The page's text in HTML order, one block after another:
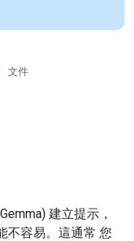
文件
建立提示，
不容易。這通常 您